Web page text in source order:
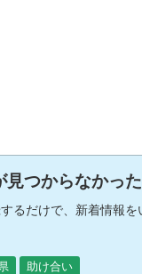
見つからなかっ
るだけで、新着情報を
助け合い